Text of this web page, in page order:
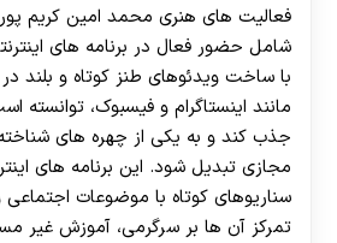
فعالیت های هنری محمد امین کریم
شامل حضور فعال در برنامه های
با ساخت ویدئوهای طنز کوتاه و بلند
مانند اینستاگرام و فیسبوک، توانسته
جذب کند و به یکی از چهره های
مجازی تبدیل شود. این برنامه های
سناریوهای کوتاه با موضوعات
تمرکز آن ها بر سرگرمی، آموزش غیر